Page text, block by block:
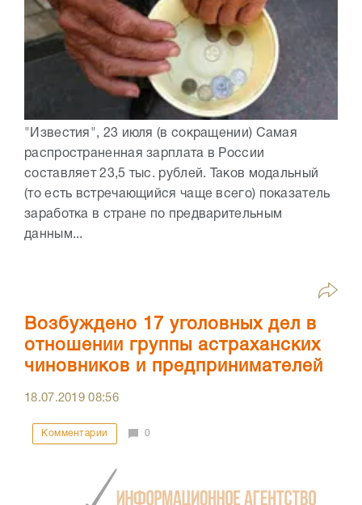
"Известия", 23 июля (в сокращении) Самая
распространенная зарплата в России
составляет 23,5 тыс. рублей. Таков модальный
(то есть встречающийся чаще всего) показатель
заработка в стране по предварительным
данным...
Возбуждено 17 уголовных дел в
отношении группы астраханских
чиновников и предпринимателей
18.07.201908:56
Комментарии 0